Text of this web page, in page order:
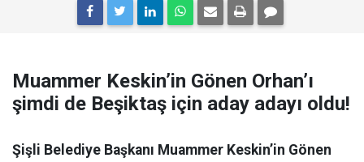
Muammer Keskin’in Gönen Orhan’ı
şimdi de Beşiktaş için aday adayı oldu!
Şişli Belediye Başkanı Muammer Keskin’in Gönen